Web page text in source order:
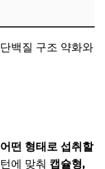
백질 구조 약화와
어떤 형태로 섭취할
에 맞춰 캡슐형,